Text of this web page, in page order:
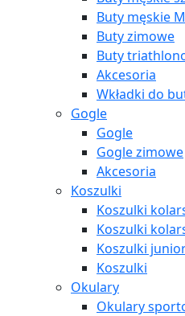
Buty męskie
Buty zimowe
Buty
Akcesoria
Wkładki do
Gogle
Gogle
Gogle zimowe
Akcesoria
Koszulki
Koszulki
Koszulki
Koszulki
Koszulki
Okulary
Okulary